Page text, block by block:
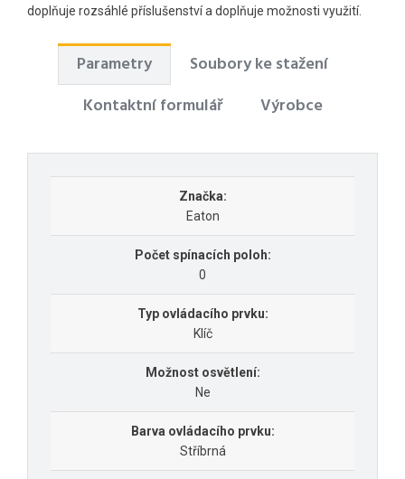
doplňuje rozsáhlé příslušenství a doplňuje možnosti využití.
Parametry
Soubory ke stažení
Kontaktní formulář
Výrobce
Značka:
Eaton
Počet spínacích poloh:
0
Typ ovládacího prvku:
Klíč
Možnost osvětlení:
Ne
Barva ovládacího prvku:
Stříbrná